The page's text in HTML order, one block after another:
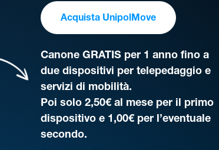
Acquista UnipolMove
Canone GRATIS per 1 anno fino a
due dispositivi per telepedaggio e
servizi di mobilità.
Poi solo 2,50€ al mese per il primo
dispositivo e 1,00€ per l’eventuale
secondo.